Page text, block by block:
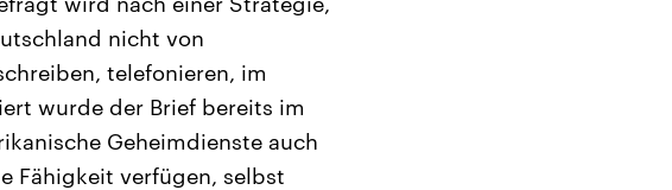
nicht von
telefonieren, im
wurde der Brief bereits im
Geheimdienste auch
Fähigkeit verfügen, selbst